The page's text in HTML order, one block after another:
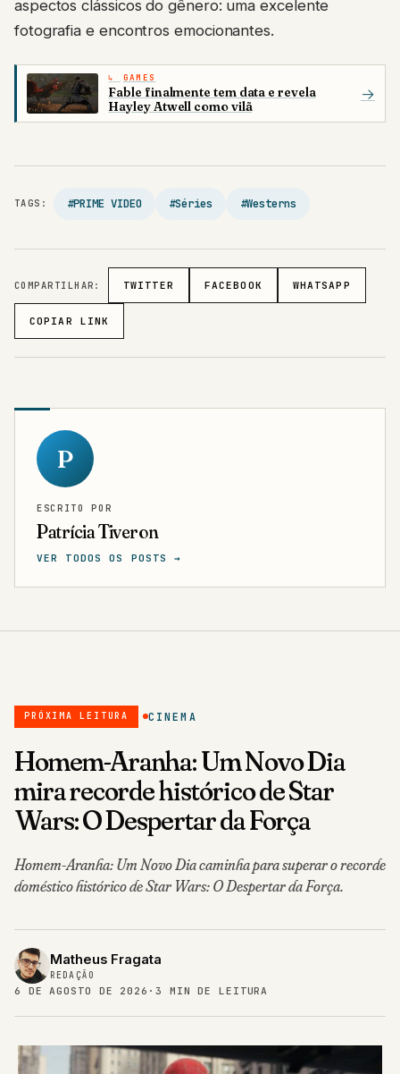
aspectos clássicos do gênero: uma excelente
fotografia e encontros emocionantes.
GAMES
Fable finalmente tem data e revela
Hayley Atwell como vilã
→
TAGS: #PRIME VIDEO #Séries #Westerns
COMPARTILHAR: TWITTER FACEBOOK WHATSAPP
COPIAR LINK
P
ESCRITO POR
Patrícia Tiveron
VER TODOS OS POSTS →
PRÓXIMA LEITURA CINEMA
Homem-Aranha: Um Novo Dia
mira recorde histórico de Star
Wars: O Despertar da Força
Homem-Aranha: Um Novo Dia caminha para superar o recorde
doméstico histórico de Star Wars: O Despertar da Força.
Matheus Fragata
REDAÇÃO
6 DE AGOSTO DE 2026 · 3 MIN DE LEITURA